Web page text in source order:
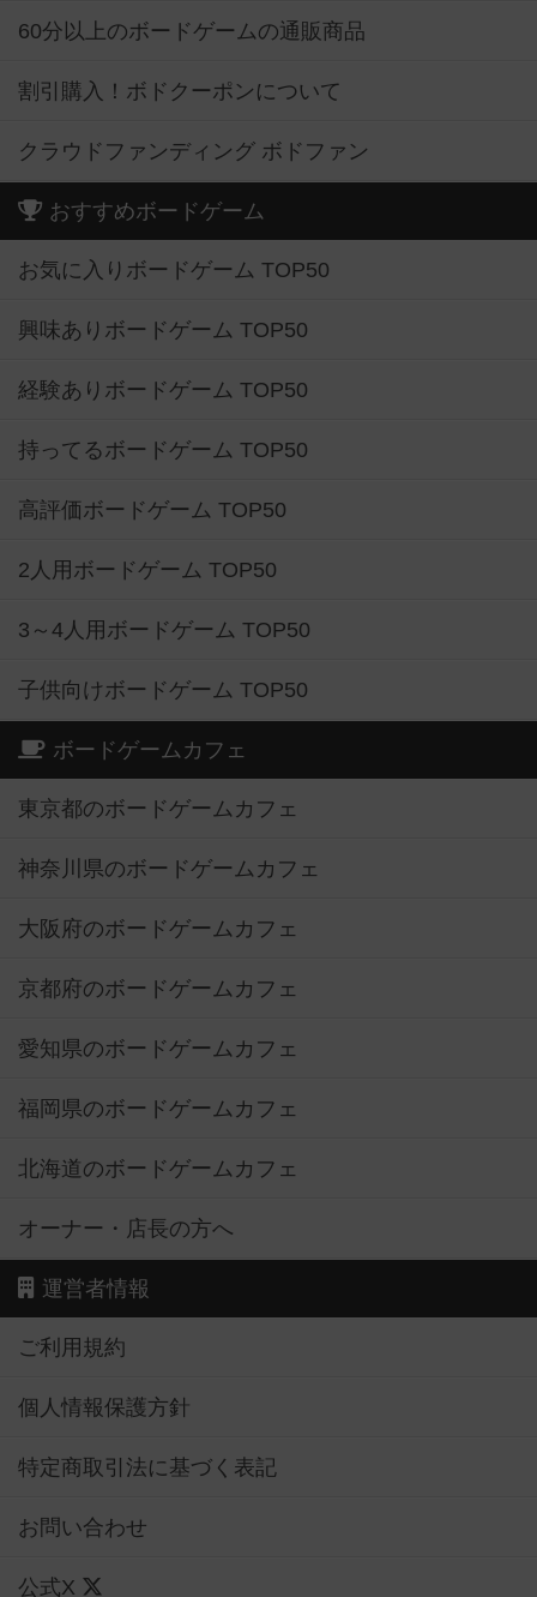
60分以上のボードゲームの通販商品
割引購入！ボドクーポンについて
クラウドファンディング ボドファン
おすすめボードゲーム
お気に入りボードゲーム TOP50
興味ありボードゲーム TOP50
経験ありボードゲーム TOP50
持ってるボードゲーム TOP50
高評価ボードゲーム TOP50
2人用ボードゲーム TOP50
3～4人用ボードゲーム TOP50
子供向けボードゲーム TOP50
ボードゲームカフェ
東京都のボードゲームカフェ
神奈川県のボードゲームカフェ
大阪府のボードゲームカフェ
京都府のボードゲームカフェ
愛知県のボードゲームカフェ
福岡県のボードゲームカフェ
北海道のボードゲームカフェ
オーナー・店長の方へ
運営者情報
ご利用規約
個人情報保護方針
特定商取引法に基づく表記
お問い合わせ
公式X